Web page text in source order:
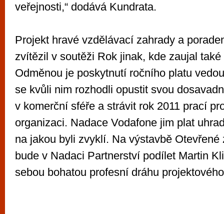
veřejnosti,“ dodává Kundrata.
Projekt hravé vzdělávací zahrady a
zvítězil v soutěži Rok jinak, kde zaujal
Odměnou je poskytnutí ročního platu
se kvůli nim rozhodli opustit svou
v komerční sféře a strávit rok 2011 prací
organizaci. Nadace Vodafone jim plat
na jakou byli zvyklí. Na výstavbě Otevřené
bude v Nadaci Partnerství podílet Martin
sebou bohatou profesní dráhu